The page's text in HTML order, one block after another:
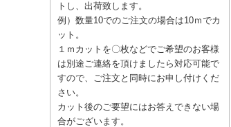
トし、出荷致します。
例）数量10でのご注文の場合は10ｍでカ
ット。
１ｍカットを〇枚などでご希望のお客様
は別途ご連絡を頂けましたら対応可能で
すので、ご注文と同時にお申し付けくだ
さい。
カット後のご要望にはお答えできない場
合がございます。